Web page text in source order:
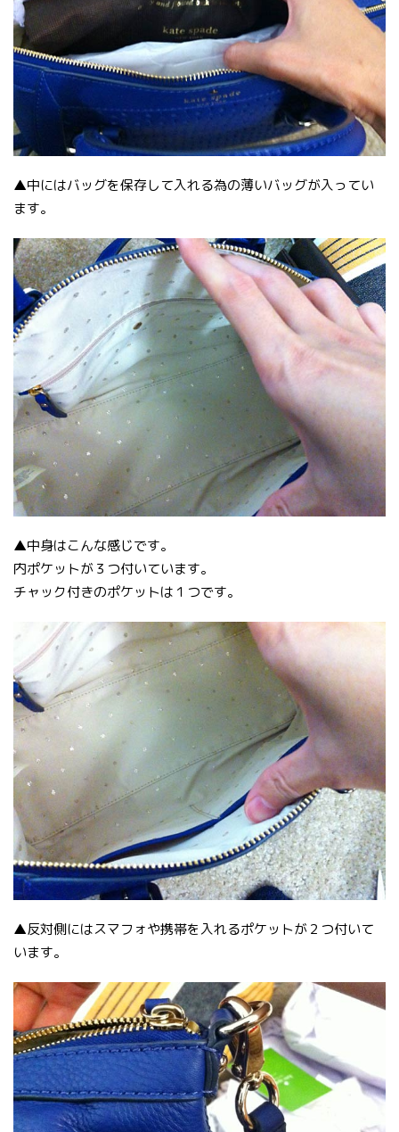
▲中にはバッグを保存して入れる為の薄いバッグが入ってい
ます。
▲中身はこんな感じです。
内ポケットが３つ付いています。
チャック付きのポケットは１つです。
▲反対側にはスマフォや携帯を入れるポケットが２つ付いて
います。